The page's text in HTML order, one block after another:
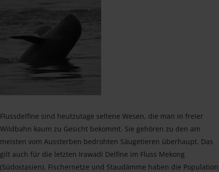
Flussdelfine sind heutzutage seltene Wesen, die man in freier
Wildbahn kaum zu Gesicht bekommt. Sie gehören zu den am
meisten vom Aussterben bedrohten Säugetieren überhaupt. Das
gilt auch für die letzten Irawadi Delfine im Fluss Mekong
(Südostasien). Fischernetze und Staudämme haben die Population